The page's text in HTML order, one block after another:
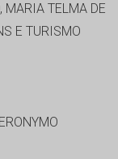
MARIA TELMA DE
E TURISMO